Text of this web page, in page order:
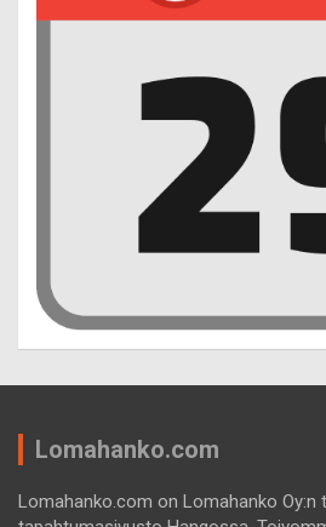
Lomahanko.com
Lomahanko.com on Lomahanko